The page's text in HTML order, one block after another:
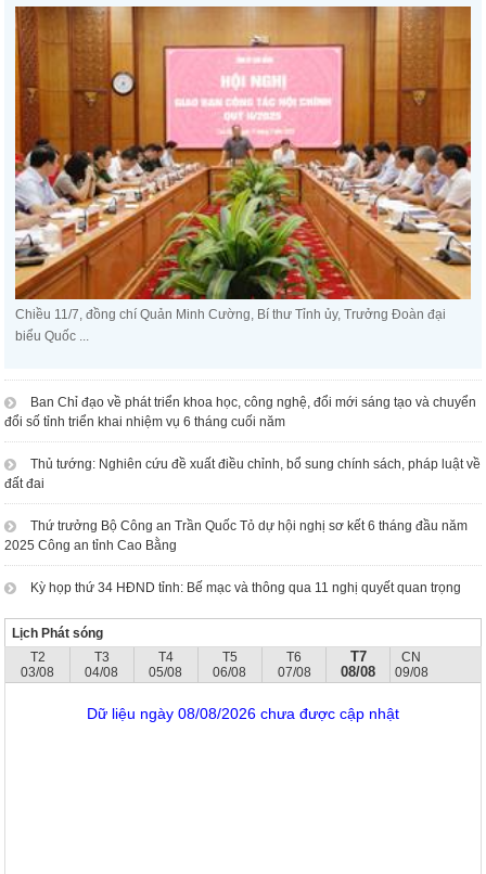
Chiều 11/7, đồng chí Quản Minh Cường, Bí thư Tỉnh ủy, Trưởng Đoàn đại
biểu Quốc ...
Ban Chỉ đạo về phát triển khoa học, công nghệ, đổi mới sáng tạo và chuyển
đổi số tỉnh triển khai nhiệm vụ 6 tháng cuối năm
Thủ tướng: Nghiên cứu đề xuất điều chỉnh, bổ sung chính sách, pháp luật về
đất đai
Thứ trưởng Bộ Công an Trần Quốc Tỏ dự hội nghị sơ kết 6 tháng đầu năm
2025 Công an tỉnh Cao Bằng
Kỳ họp thứ 34 HĐND tỉnh: Bế mạc và thông qua 11 nghị quyết quan trọng
Lịch Phát sóng
T2
03/08
T3
04/08
T4
05/08
T5
06/08
T6
07/08
T7
08/08
CN
09/08
Dữ liệu ngày 08/08/2026 chưa được cập nhật